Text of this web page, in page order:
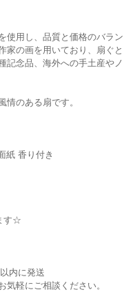
使用し、品質と価格のバラン
家の画を用いており、扇ぐと
記念品、海外への手土産やノ
のある扇です。
紙 香り付き
す☆
内に発送
軽にご相談ください。